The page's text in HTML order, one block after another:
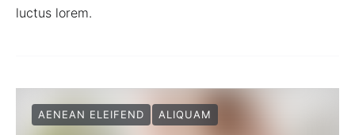
luctus lorem.
AENEAN ELEIFEND ALIQUAM